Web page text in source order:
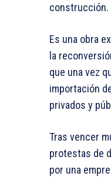
construcción.
Es una obra
la
que una vez
importación
privados y
Tras vencer
protestas de
por una